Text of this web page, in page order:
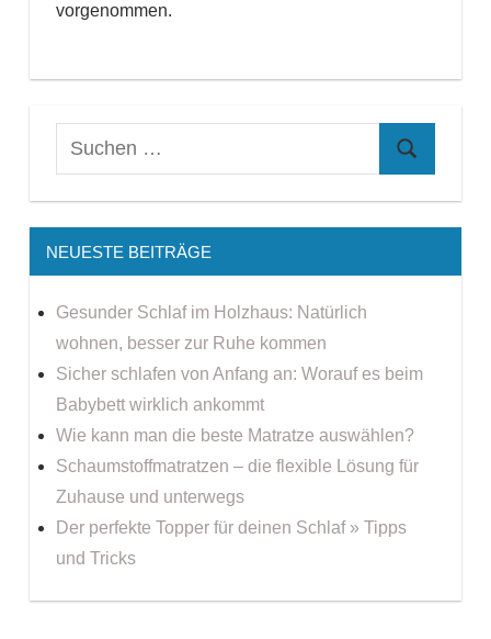
vorgenommen.
NEUESTE BEITRÄGE
Gesunder Schlaf im Holzhaus: Natürlich
wohnen, besser zur Ruhe kommen
Sicher schlafen von Anfang an: Worauf es beim
Babybett wirklich ankommt
Wie kann man die beste Matratze auswählen?
Schaumstoffmatratzen – die flexible Lösung für
Zuhause und unterwegs
Der perfekte Topper für deinen Schlaf » Tipps
und Tricks